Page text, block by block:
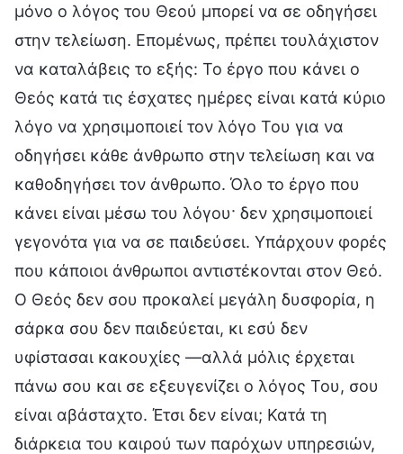
μόνο ο λόγος του Θεού μπορεί να σε οδηγήσει
στην τελείωση. Επομένως, πρέπει τουλάχιστον
να καταλάβεις το εξής: Το έργο που κάνει ο
Θεός κατά τις έσχατες ημέρες είναι κατά κύριο
λόγο να χρησιμοποιεί τον λόγο Του για να
οδηγήσει κάθε άνθρωπο στην τελείωση και να
καθοδηγήσει τον άνθρωπο. Όλο το έργο που
κάνει είναι μέσω του λόγου· δεν χρησιμοποιεί
γεγονότα για να σε παιδεύσει. Υπάρχουν φορές
που κάποιοι άνθρωποι αντιστέκονται στον Θεό.
Ο Θεός δεν σου προκαλεί μεγάλη δυσφορία, η
σάρκα σου δεν παιδεύεται, κι εσύ δεν
υφίστασαι κακουχίες —αλλά μόλις έρχεται
πάνω σου και σε εξευγενίζει ο λόγος Του, σου
είναι αβάσταχτο. Έτσι δεν είναι; Κατά τη
διάρκεια του καιρού των παρόχων υπηρεσιών,